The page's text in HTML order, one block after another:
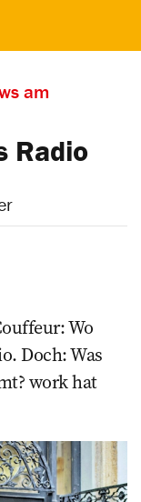
am
Radio
Wo
Doch: Was
work hat